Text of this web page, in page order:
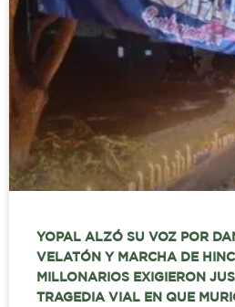
YOPAL ALZÓ SU VOZ POR
VELATÓN Y MARCHA DE
MILLONARIOS EXIGIERON
TRAGEDIA VIAL EN QUE